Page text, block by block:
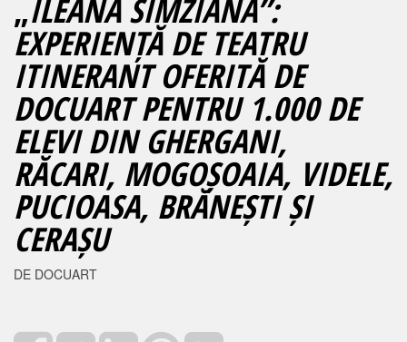
„ILEANA SÎMZIANA”:
EXPERIENȚĂ DE TEATRU
ITINERANT OFERITĂ DE
DOCUART PENTRU 1.000 DE
ELEVI DIN GHERGANI,
RĂCARI, MOGOȘOAIA, VIDELE,
PUCIOASA, BRĂNEȘTI ȘI
CERAȘU
DE DOCUART